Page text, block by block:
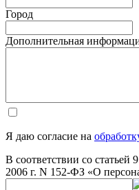
Город
Дополнительная
Я даю согласие на
В соответствии со статьей
2006 г. N 152-ФЗ «О